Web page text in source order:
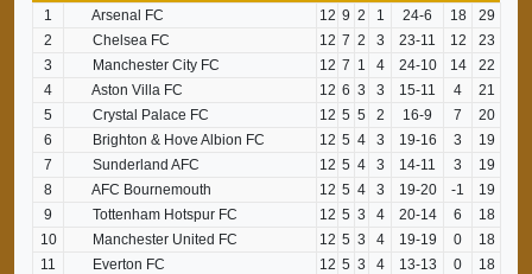
1
Arsenal FC 12 9 2 1 24-6 18
29
2
Chelsea FC 12 7 2 3 23-11 12
23
3
Manchester City FC 12 7 1 4 24-10 14
22
4
Aston Villa FC 12 6 3 3 15-11 4
21
5
Crystal Palace FC 12 5 5 2 16-9 7
20
6
Brighton & Hove Albion FC 12 5 4 3 19-16 3
19
7
Sunderland AFC 12 5 4 3 14-11 3
19
8
AFC Bournemouth 12 5 4 3 19-20 -1
19
9
Tottenham Hotspur FC 12 5 3 4 20-14 6
18
10
Manchester United FC 12 5 3 4 19-19 0
18
11
Everton FC 12 5 3 4 13-13 0
18